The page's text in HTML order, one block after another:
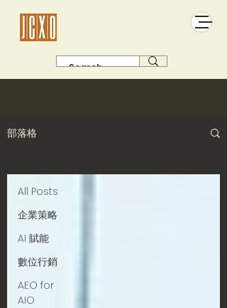
部落格
All Posts
企業策略
AI 賦能
數位行銷
AEO for
AIO